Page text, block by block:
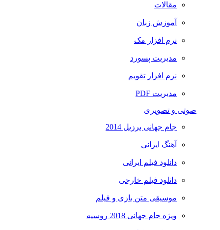
مقالات
آموزش زبان
نرم افزار مک
مدیریت پسورد
نرم افزار تقویم
مدیریت PDF
صوتی و تصویری
جام جهانی برزیل 2014
آهنگ ایرانی
دانلود فیلم ایرانی
دانلود فیلم خارجی
موسیقی متن بازی و فیلم
ویژه جام جهانی 2018 روسیه